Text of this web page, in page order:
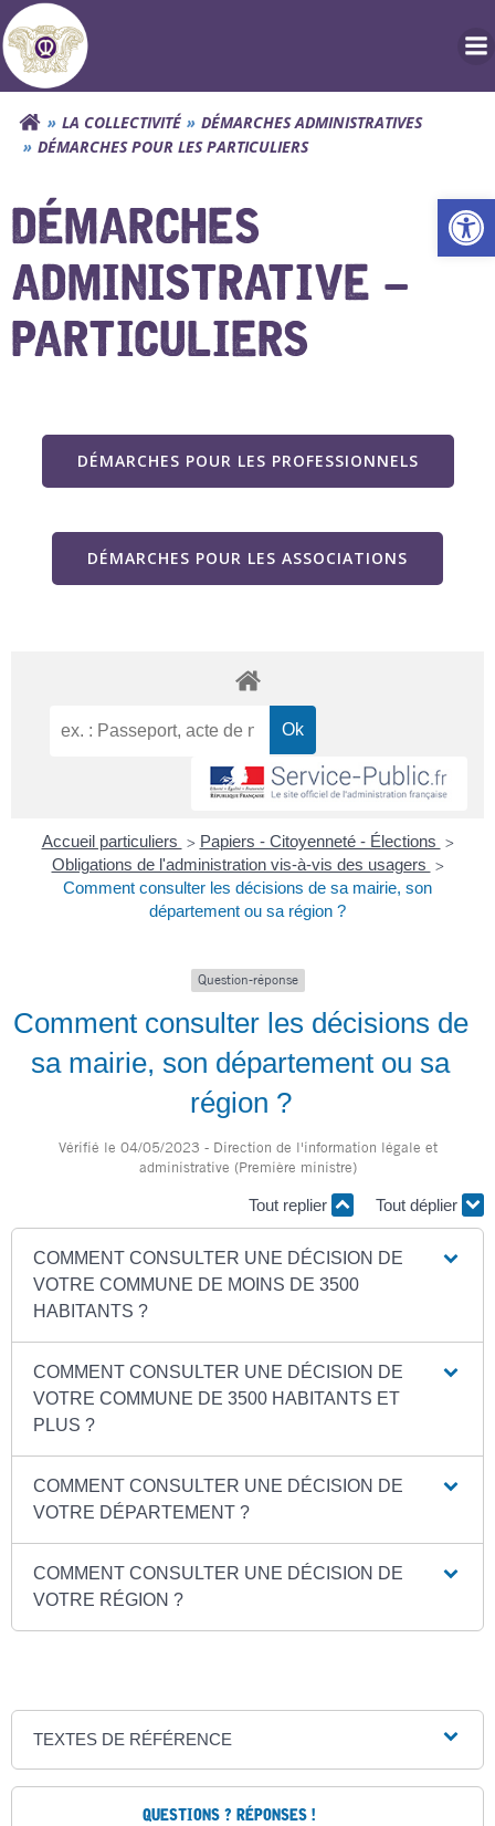
Aller
au
contenu
LA COLLECTIVITÉ
DÉMARCHES ADMINISTRATIVES
DÉMARCHES POUR LES PARTICULIERS
DÉMARCHES
ADMINISTRATIVE –
PARTICULIERS
DÉMARCHES POUR LES PROFESSIONNELS
DÉMARCHES POUR LES ASSOCIATIONS
Accueil particuliers > Papiers - Citoyenneté - Élections >
Obligations de l'administration vis-à-vis des usagers >
Comment consulter les décisions de sa mairie, son
département ou sa région ?
Question-réponse
Comment consulter les décisions de
sa mairie, son département ou sa
région ?
Vérifié le 04/05/2023 - Direction de l'information légale et
administrative (Première ministre)
Tout replier Tout déplier
COMMENT CONSULTER UNE DÉCISION DE
VOTRE COMMUNE DE MOINS DE 3500
HABITANTS ?
COMMENT CONSULTER UNE DÉCISION DE
VOTRE COMMUNE DE 3500 HABITANTS ET
PLUS ?
COMMENT CONSULTER UNE DÉCISION DE
VOTRE DÉPARTEMENT ?
COMMENT CONSULTER UNE DÉCISION DE
VOTRE RÉGION ?
TEXTES DE RÉFÉRENCE
QUESTIONS ? RÉPONSES !